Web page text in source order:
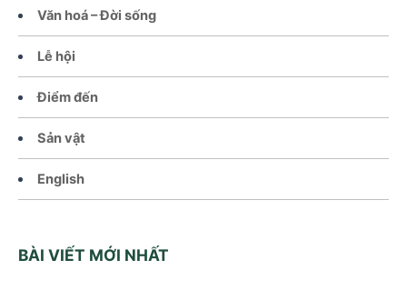
Văn hoá – Đời sống
Lễ hội
Điểm đến
Sản vật
English
BÀI VIẾT MỚI NHẤT